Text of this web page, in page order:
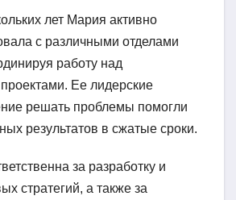
лет Мария активно
с различными отделами
работу над
Ее лидерские
решать проблемы помогли
результатов в сжатые сроки.
за разработку и
стратегий, а также за